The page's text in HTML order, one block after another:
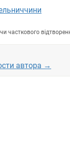
часткового
автора →